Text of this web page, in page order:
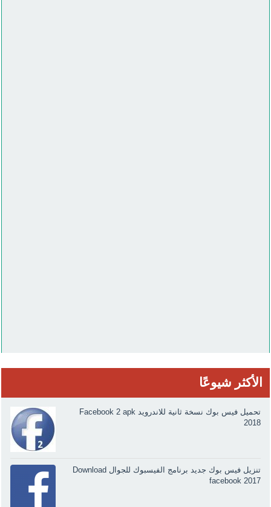
الأكثر شيوعًا
تحميل فيس بوك نسخة ثانية للاندرويد Facebook 2 apk
2018
تنزيل فيس بوك جديد برنامج الفيسبوك للجوال Download
facebook 2017